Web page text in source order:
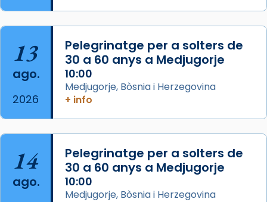
... Ver más
View on Facebook · Share
13
ago.
2026
Pelegrinatge per a solters de
30 a 60 anys a Medjugorje
10:00
Medjugorje, Bòsnia i Herzegovina
+ info
14
ago.
Pelegrinatge per a solters de
30 a 60 anys a Medjugorje
10:00
Medjugorje, Bòsnia i Herzegovina